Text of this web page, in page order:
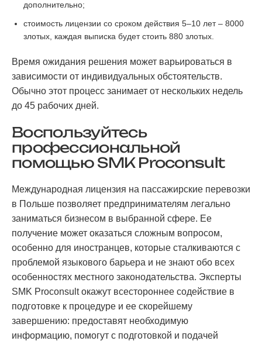
дополнительно;
стоимость лицензии со сроком действия 5–10 лет – 8000
злотых, каждая выписка будет стоить 880 злотых.
Время ожидания решения может варьироваться в
зависимости от индивидуальных обстоятельств.
Обычно этот процесс занимает от нескольких недель
до 45 рабочих дней.
Воспользуйтесь
профессиональной
помощью SMK Proconsult
Международная лицензия на пассажирские перевозки
в Польше позволяет предпринимателям легально
заниматься бизнесом в выбранной сфере. Ее
получение может оказаться сложным вопросом,
особенно для иностранцев, которые сталкиваются с
проблемой языкового барьера и не знают обо всех
особенностях местного законодательства. Эксперты
SMK Proconsult окажут всестороннее содействие в
подготовке к процедуре и ее скорейшему
завершению: предоставят необходимую
информацию, помогут с подготовкой и подачей